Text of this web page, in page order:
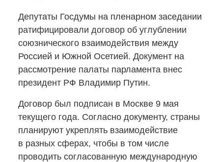
Депутаты Госдумы на пленарном заседании
ратифицировали договор об углублении
союзнического взаимодействия между
Россией и Южной Осетией. Документ на
рассмотрение палаты парламента внес
президент РФ Владимир Путин.
Договор был подписан в Москве 9 мая
текущего года. Согласно документу, страны
планируют укреплять взаимодействие
в разных сферах, чтобы в том числе
проводить согласованную международную